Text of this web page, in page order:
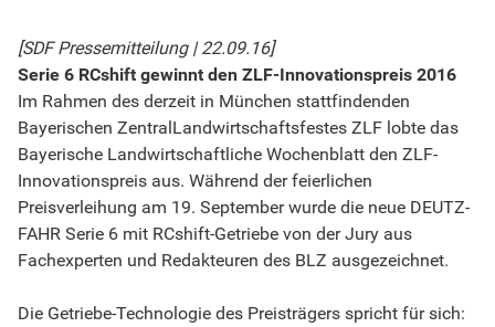
[SDF Pressemitteilung | 22.09.16]
Serie 6 RCshift gewinnt den ZLF-Innovationspreis 2016
Im Rahmen des derzeit in München stattfindenden
Bayerischen ZentralLandwirtschaftsfestes ZLF lobte das
Bayerische Landwirtschaftliche Wochenblatt den ZLF-
Innovationspreis aus. Während der feierlichen
Preisverleihung am 19. September wurde die neue DEUTZ-
FAHR Serie 6 mit RCshift-Getriebe von der Jury aus
Fachexperten und Redakteuren des BLZ ausgezeichnet.
Die Getriebe-Technologie des Preisträgers spricht für sich: